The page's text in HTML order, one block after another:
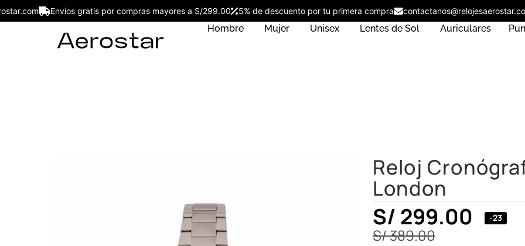
Envíos gratis por compras mayores a S/299.00 5% de descuento por tu primera compra
Hombre Mujer Unisex Lentes de Sol Auriculares
Reloj
London
S/389.00
S/ 299.00 -23